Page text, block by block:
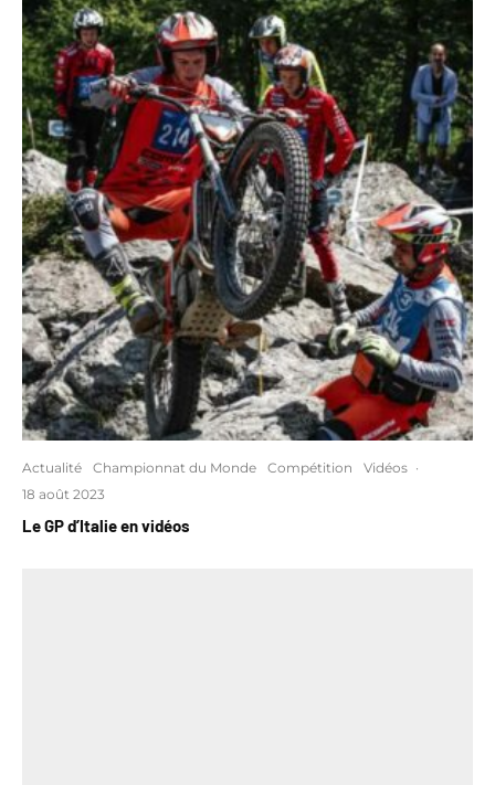
Actualité Championnat du Monde Compétition Vidéos ·
18 août 2023
Le GP d’Italie en vidéos